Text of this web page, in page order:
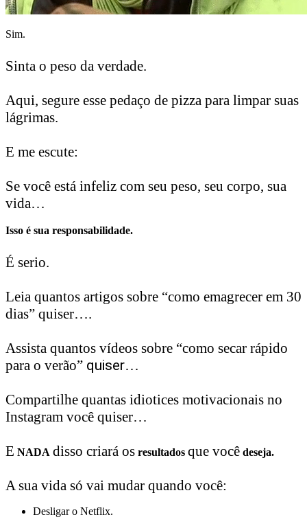
Sim.
Sinta o peso da verdade.
Aqui, segure esse pedaço de pizza para limpar suas
lágrimas.
E me escute:
Se você está infeliz com seu peso, seu corpo, sua
vida…
Isso é sua responsabilidade.
É serio.
Leia quantos artigos sobre “como emagrecer em 30
dias” quiser….
Assista quantos vídeos sobre “como secar rápido
para o verão” quiser…
Compartilhe quantas idiotices motivacionais no
Instagram você quiser…
E NADA disso criará os resultados que você deseja.
A sua vida só vai mudar quando você:
Desligar o Netflix.